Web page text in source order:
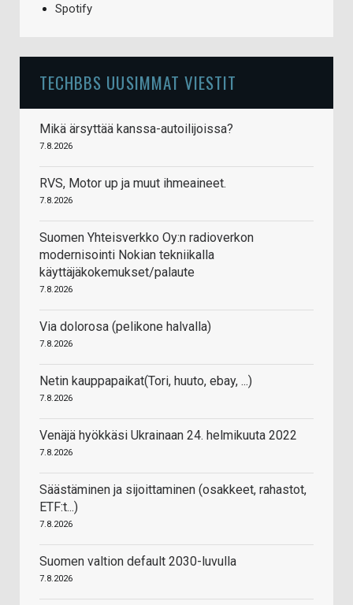
Spotify
TECHBBS UUSIMMAT VIESTIT
Mikä ärsyttää kanssa-autoilijoissa?
7.8.2026
RVS, Motor up ja muut ihmeaineet.
7.8.2026
Suomen Yhteisverkko Oy:n radioverkon
modernisointi Nokian tekniikalla
käyttäjäkokemukset/palaute
7.8.2026
Via dolorosa (pelikone halvalla)
7.8.2026
Netin kauppapaikat(Tori, huuto, ebay, ...)
7.8.2026
Venäjä hyökkäsi Ukrainaan 24. helmikuuta 2022
7.8.2026
Säästäminen ja sijoittaminen (osakkeet, rahastot,
ETF:t...)
7.8.2026
Suomen valtion default 2030-luvulla
7.8.2026